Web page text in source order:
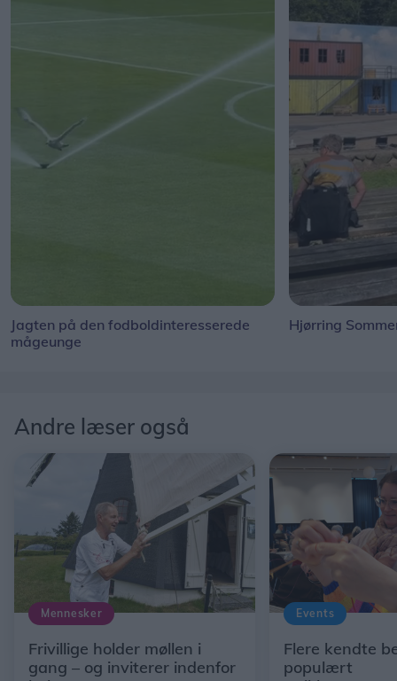
Jagten på den fodboldinteresserede
mågeunge
Hjørring
Andre læser også
Mennesker
Frivillige holder møllen i
gang – og inviterer indenfor
Events
Flere kendte
populært